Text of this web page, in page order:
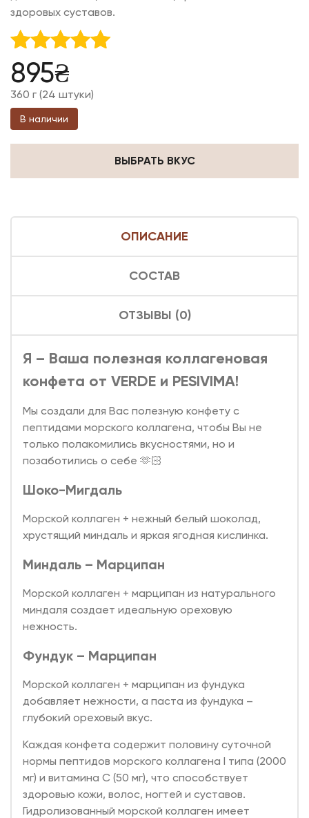
здоровых суставов.
Оценка
из 5
895₴
360 г (24 штуки)
В наличии
ВЫБРАТЬ ВКУС
ОПИСАНИЕ
ОТЗЫВЫ (0)
СОСТАВ
Я – Ваша полезная коллагеновая
конфета от VERDE и PESIVIMA!
Мы создали для Вас полезную конфету с
пептидами морского коллагена, чтобы Вы не
только полакомились вкусностями, но и
позаботились о себе 🫶🏻
Шоко-Мигдаль
Морской коллаген + нежный белый шоколад,
хрустящий миндаль и яркая ягодная кислинка.
Миндаль – Марципан
Морской коллаген + марципан из натурального
миндаля создает идеальную ореховую
нежность.
Фундук – Марципан
Морской коллаген + марципан из фундука
добавляет нежности, а паста из фундука –
глубокий ореховый вкус.
Каждая конфета содержит половину суточной
нормы пептидов морского коллагена I типа (2000
мг) и витамина С (50 мг), что способствует
здоровью кожи, волос, ногтей и суставов.
Гидролизованный морской коллаген имеет